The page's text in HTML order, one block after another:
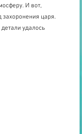
И вот,
захоронения царя.
удалось